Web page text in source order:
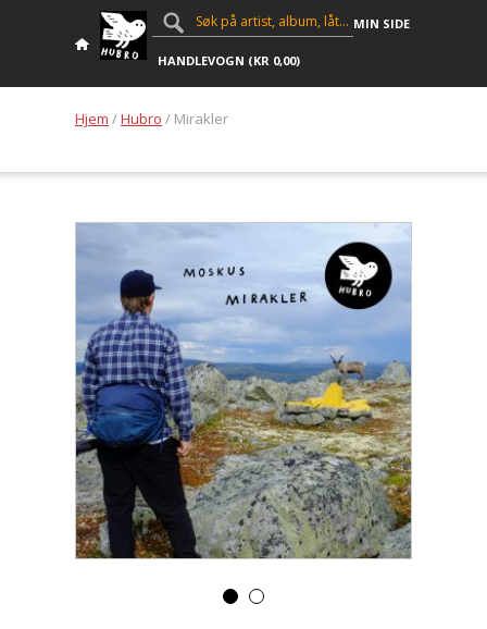
MIN SIDE
HANDLEVOGN (KR 0,00)
Hjem /Hubro / Mirakler